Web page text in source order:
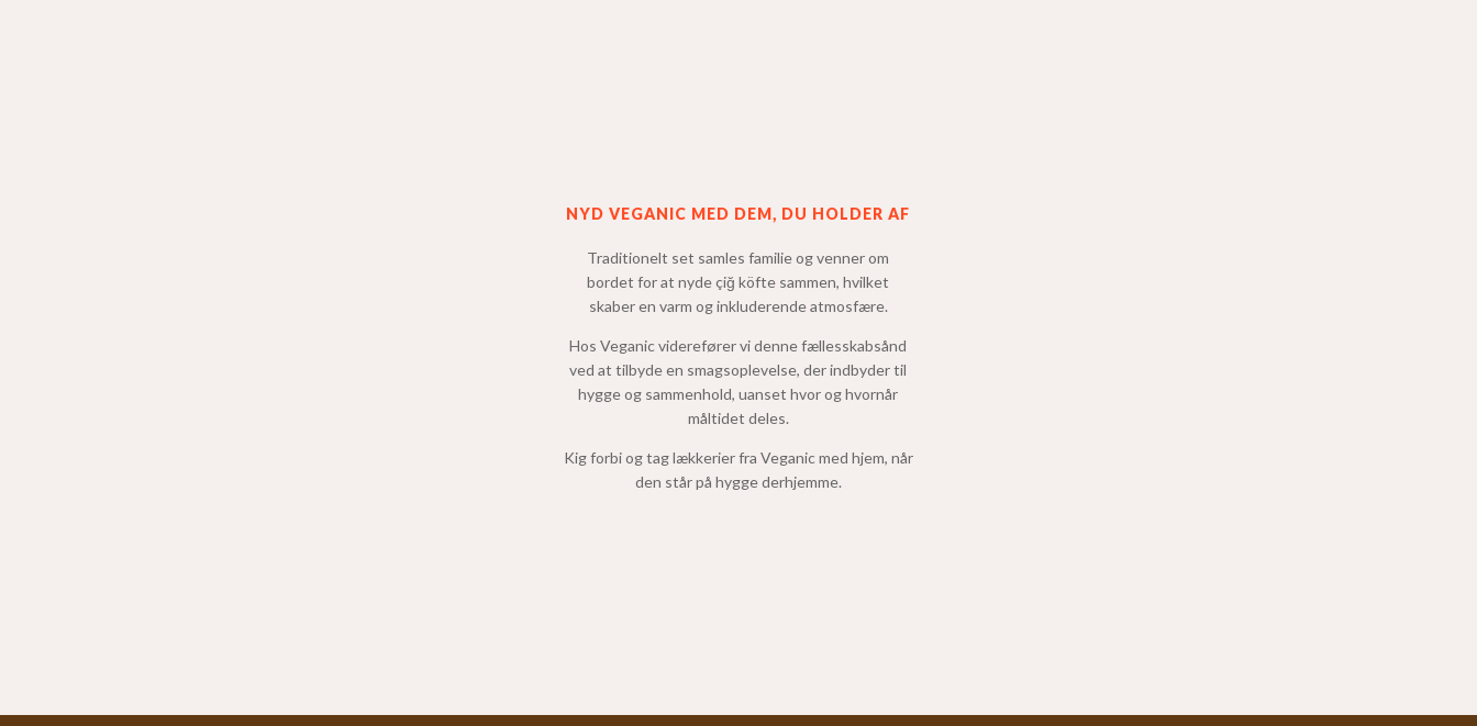
NYD VEGANIC MED DEM, DU HOLDER AF
Traditionelt set samles familie og venner om
bordet for at nyde çiğ köfte sammen, hvilket
skaber en varm og inkluderende atmosfære.
Hos Veganic viderefører vi denne fællesskabsånd
ved at tilbyde en smagsoplevelse, der indbyder til
hygge og sammenhold, uanset hvor og hvornår
måltidet deles.
Kig forbi og tag lækkerier fra Veganic med hjem, når
den står på hygge derhjemme.